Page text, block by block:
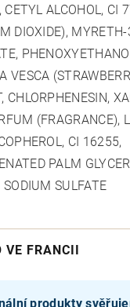
CETYL ALCOHOL, CI
DIOXIDE), MYRETH-
VESCA
CHLORPHENESIN,
(FRAGRANCE),
CI 16255,
PALM
SODIUM SULFATE
VE FRANCII
produkty